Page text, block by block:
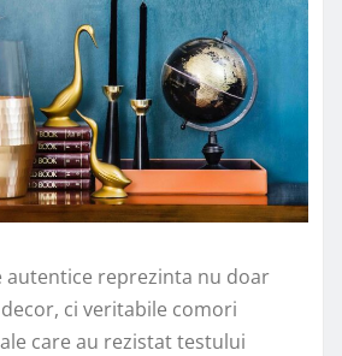
autentice reprezinta nu doar
ci veritabile comori
care au rezistat testului